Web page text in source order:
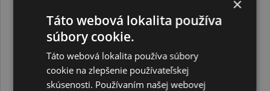
×
Táto webová lokalita používa
súbory cookie.
Táto webová lokalita používa súbory
cookie na zlepšenie používateľskej
skúsenosti. Používaním našej webovej